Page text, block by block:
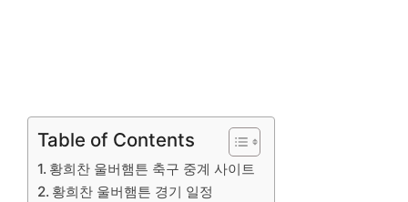
Table of Contents
황희찬 울버햄튼 축구 중계 사이트
황희찬 울버햄튼 경기 일정